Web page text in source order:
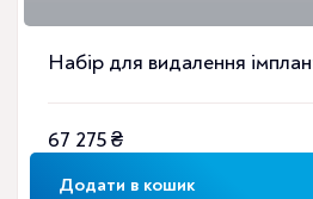
Набір для видалення
67 275₴
Додати в кошик